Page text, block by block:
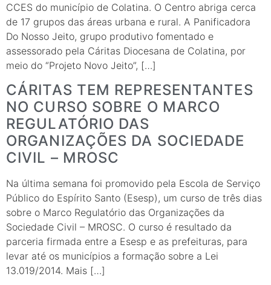
CCES do município de Colatina. O Centro abriga cerca
de 17 grupos das áreas urbana e rural. A Panificadora
Do Nosso Jeito, grupo produtivo fomentado e
assessorado pela Cáritas Diocesana de Colatina, por
meio do “Projeto Novo Jeito”, […]
CÁRITAS TEM REPRESENTANTES
NO CURSO SOBRE O MARCO
REGULATÓRIO DAS
ORGANIZAÇÕES DA SOCIEDADE
CIVIL – MROSC
Na última semana foi promovido pela Escola de Serviço
Público do Espírito Santo (Esesp), um curso de três dias
sobre o Marco Regulatório das Organizações da
Sociedade Civil – MROSC. O curso é resultado da
parceria firmada entre a Esesp e as prefeituras, para
levar até os municípios a formação sobre a Lei
13.019/2014. Mais […]